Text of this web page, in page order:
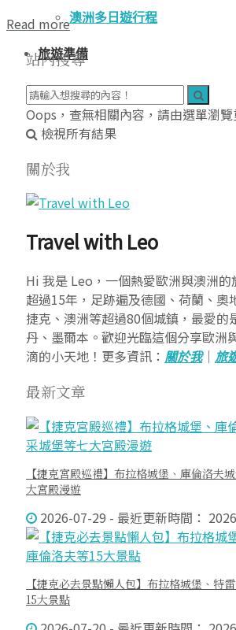
澳洲多日遊行程
旅遊準備
Read more
站內搜尋
Oops，查無相關內容，請由選單瀏覽
檢視所有結果
關於我
Travel with Leo
Hi 我是 Leo，一個熱愛歐洲與澳洲
超過15年，足跡遍及德國、荷蘭、奧
捷克、澳洲等超過80個城鎮，最愛的
丹、墨爾本。歡迎光臨這個分享歐洲
滴的小天地！更多資訊： 關於我｜ 旅
最新文章
【捷克宮殿巡禮】布拉格城堡、庫倫洛夫
大宮殿漫遊
2026-07-29 - 最近更新時間：
【捷克必去景點懶人包】布拉格城堡、特
15大景點